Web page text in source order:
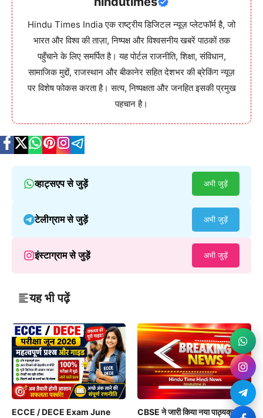
Hindu Times India एक राष्ट्रीय डिजिटल न्यूज़ प्लेटफॉर्म है, जो
भारत और विश्व की ताज़ा, निष्पक्ष और विश्वसनीय खबरें पाठकों तक
पहुँचाने के लिए समर्पित है। यह पोर्टल राजनीति, शिक्षा, संविधान,
सामाजिक मुद्दों, राजस्थान और बीकानेर सहित देशभर की ब्रेकिंग न्यूज़
पर विशेष फोकस करता है। सत्य, निष्पक्षता और जनहित इसकी प्रमुख
पहचान है।
व्हाट्सएप से जुड़ें अभी जुड़ें
टेलीग्राम से जुड़ें अभी जुड़ें
इंस्टाग्राम से जुड़ें अभी जुड़ें
यह भी पढ़ें
ECCE / DECE Exam June
CBSE ने जारी किया नया पाठ्यक्रम